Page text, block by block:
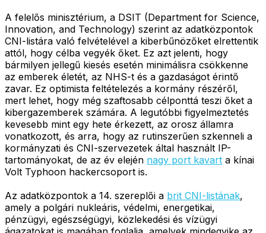
A felelős minisztérium, a DSIT (Department for Science,
Innovation, and Technology) szerint az adatközpontok
CNI-listára való felvételével a kiberbűnözőket elrettentik
attól, hogy célba vegyék őket. Ez azt jelenti, hogy
bármilyen jellegű kiesés esetén minimálisra csökkenne
az emberek életét, az NHS-t és a gazdaságot érintő
zavar. Ez optimista feltételezés a kormány részéről,
mert lehet, hogy még szaftosabb célponttá teszi őket a
kibergazemberek számára. A legutóbbi figyelmeztetés
kevesebb mint egy hete érkezett, az orosz államra
vonatkozott, és arra, hogy az rutinszerűen szkenneli a
kormányzati és CNI-szervezetek által használt IP-
tartományokat, de az év elején nagy port kavart a kínai
Volt Typhoon hackercsoport is.
Az adatközpontok a 14. szereplői a brit CNI-listának,
amely a polgári nukleáris, védelmi, energetikai,
pénzügyi, egészségügyi, közlekedési és vízügyi